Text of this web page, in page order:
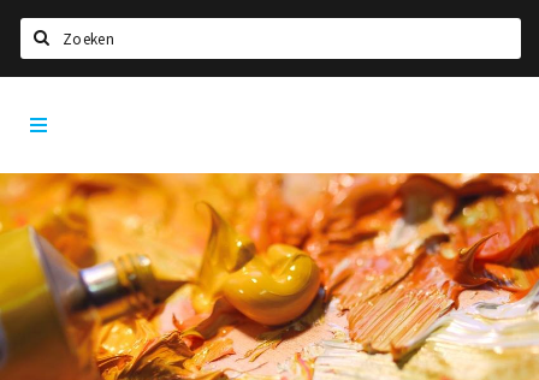
Home
Agenda
Deals
Nieuws, interviews & blogs
Eten
Drinken